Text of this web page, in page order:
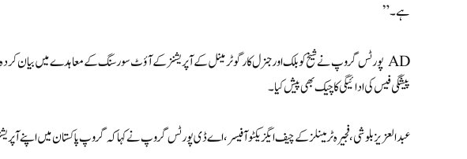
ہے۔”
پیشگی فیس کی ادائیگی کا چیک بھی پیش کیا۔
عبدالعزیز بلوشی، فجیرہ ٹرمینلز کے چیف ایگزیکٹو آفیسر، اے ڈی پورٹس گروپ نے کہا کہ گروپ پاکستان میں اپنے